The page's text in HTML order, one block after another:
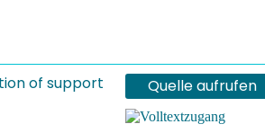
of support
Quelle aufrufen